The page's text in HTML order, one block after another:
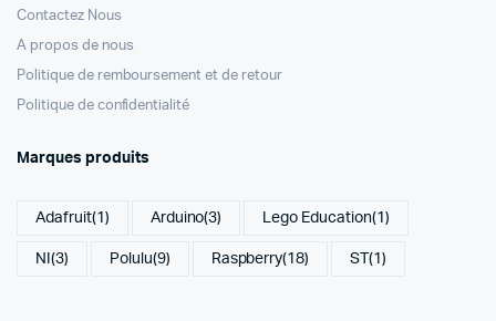
Contactez Nous
A propos de nous
Politique de remboursement et de retour
Politique de confidentialité
Marques produits
Adafruit(1) Arduino(3) Lego Education(1)
NI (3) Polulu(9) Raspberry(18) ST(1)